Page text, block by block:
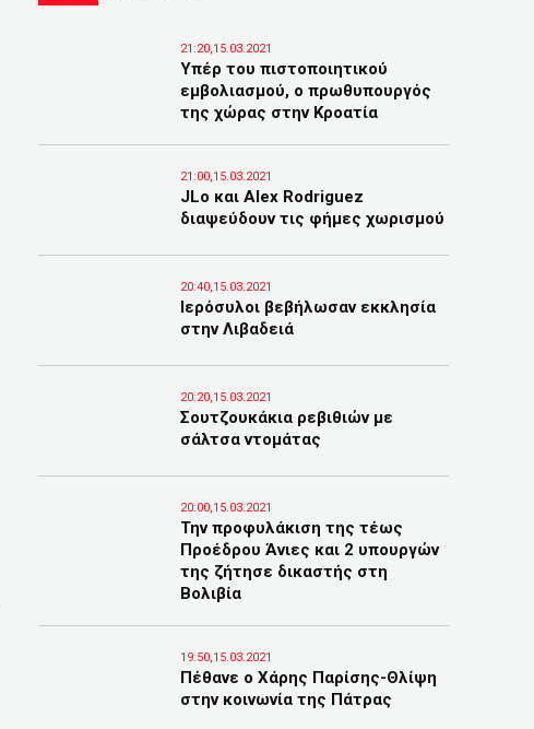
21:20,15.03.2021
Υπέρ του πιστοποιητικού
εμβολιασμού, ο πρωθυπουργός
της χώρας στην Κροατία
21:00,15.03.2021
JLo και Alex Rodriguez
διαψεύδουν τις φήμες χωρισμού
20:40,15.03.2021
Ιερόσυλοι βεβήλωσαν εκκλησία
στην Λιβαδειά
20:20,15.03.2021
Σουτζουκάκια ρεβιθιών με
σάλτσα ντομάτας
20:00,15.03.2021
Την προφυλάκιση της τέως
Προέδρου Άνιες και 2 υπουργών
της ζήτησε δικαστής στη
Βολιβία
19:50,15.03.2021
Πέθανε ο Χάρης Παρίσης-Θλίψη
στην κοινωνία της Πάτρας